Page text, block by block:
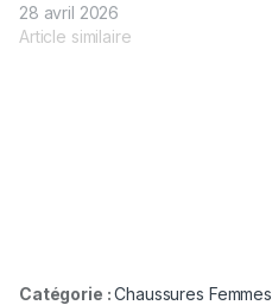
28 avril 2026
Article similaire
Catégorie :Chaussures Femmes